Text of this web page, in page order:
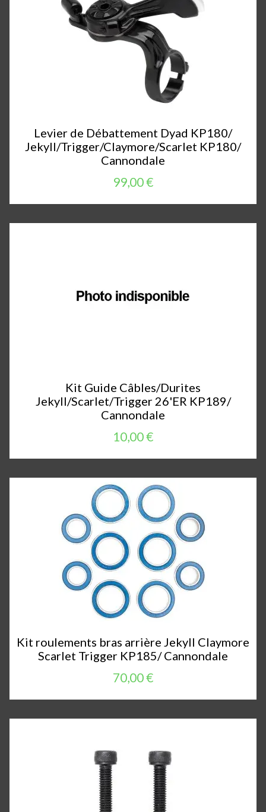
Levier de Débattement Dyad KP180/
Jekyll/Trigger/Claymore/Scarlet KP180/
Cannondale
99,00 €
Kit Guide Câbles/Durites
Jekyll/Scarlet/Trigger 26'ER KP189/
Cannondale
10,00 €
Kit roulements bras arrière Jekyll Claymore
Scarlet Trigger KP185/ Cannondale
70,00 €